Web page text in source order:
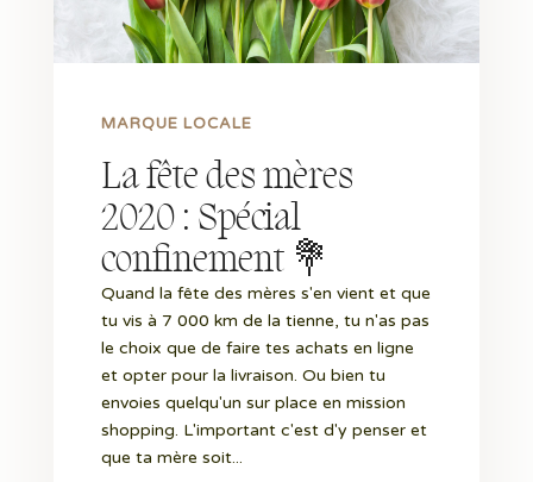
La fête des mères
2020 : Spécial
confinement 💐
MARQUE LOCALE
Quand la fête des mères s'en vient et que
tu vis à 7 000 km de la tienne, tu n'as pas
le choix que de faire tes achats en ligne
et opter pour la livraison. Ou bien tu
envoies quelqu'un sur place en mission
shopping. L'important c'est d'y penser et
que ta mère soit...